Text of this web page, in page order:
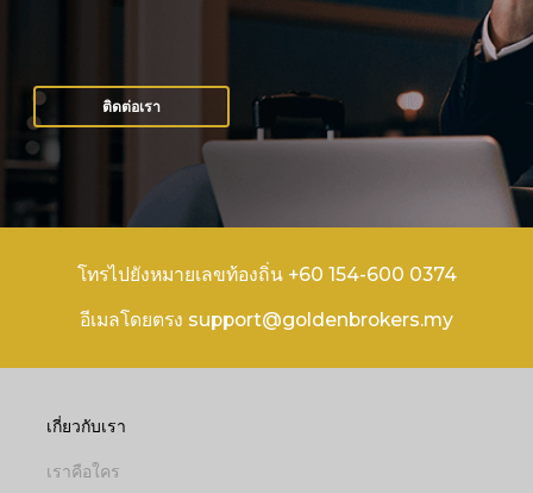
ติดต่อเรา
โทรไปยังหมายเลขท้องถิ่น +60 154-600 0374
อีเมลโดยตรง support@goldenbrokers.my
เกี่ยวกับเรา
เราคือใคร